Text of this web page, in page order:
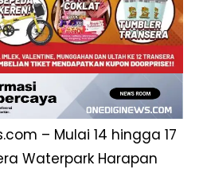
– Mulai 14 hingga 17
Waterpark Harapan